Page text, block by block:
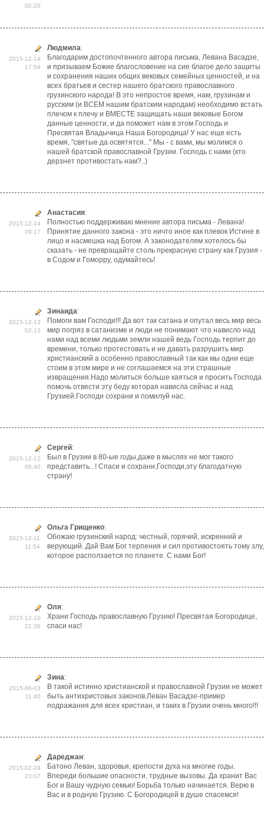
00:20
2015-12-14
17:59
Людмила:
Благодарим достопочтенного автора письма, Левана Васадзе,
и призываем Божие благословение на сие благое дело защиты
и сохранения наших общих вековых семейных ценностей, и на
всех братьев и сестер нашего братского православного
грузинского народа! В это непростое время, нам, грузинам и
русским (и ВСЕМ нашим братским народам) необходимо встать
плечом к плечу и ВМЕСТЕ защищать наши вековые Богом
данные ценности, и да поможет нам в этом Господь и
Пресвятая Владычица Наша Богородица! У нас еще есть
время, "святые да освятятся..." Мы - с вами, мы молимся о
нашей братской православной Грузии. Господь с нами (кто
дерзнет противостать нам?..)
2015-12-14
09:17
Анастасия:
Полностью поддерживаю мнение автора письма - Левана!
Принятие данного закона - это ничто иное как плевок Истине в
лицо и насмешка над Богом. А законодателям хотелось бы
сказать - не превращайте столь прекрасную страну как Грузия -
в Содом и Гоморру, одумайтесь!
2015-12-13
02:13
Зинаида:
Помоги вам Господи!!! Да вот так сатана и опутал весь мир весь
мир погряз в сатанизме и люди не понимают что нависло над
нами над всеми людьми земли нашей ведь Господь терпит до
времени, только протестовать и не давать разрушить мир
христианский а особенно православный так как мы одни еще
стоим в этом мире и не соглашаемся на эти страшные
извращения.Надо молиться больше каяться и просить Господа
помочь отвести эту беду которая нависла сейчас и над
Грузией.Господи сохрани и помилуй нас.
2015-12-12
06:40
Сергей:
Был в Грузии в 80-ые годы,даже в мыслях не мог такого
представить...! Спаси и сохрани,Господи,эту благодатную
страну!
2015-12-11
11:54
Ольга Грищенко:
Обожаю грузинский народ: честный, горячий, искренний и
верующий. Дай Вам Бог терпения и сил противостоять тому злу,
которое расползается по планете. С нами Бог!
2015-12-10
21:36
Оля:
Храни Господь православную Грузию! Пресвятая Богородице,
спаси нас!
2015-06-03
11:40
Зина:
В такой истинно христианской и православной Грузии не может
быть антихристовых законов.Леван Васадзе-пример
подражания для всех христиан, и таких в Грузии очень много!!!
2015-02-24
23:07
Дареджан:
Батоно Леван, здоровья, крепости духа на многие годы.
Впереди большие опасности, трудные вызовы. Да хранит Вас
Бог и Вашу чудную семью! Борьба только начинается. Верю в
Вас и в родную Грузию. С Богородицей в душе спасемся!